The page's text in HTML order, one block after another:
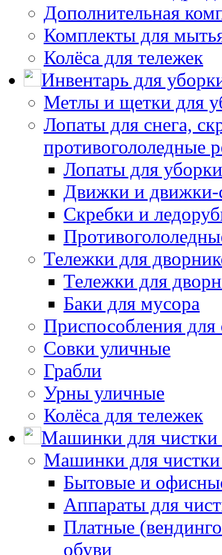
Дополнительная
Комплекты для
Колёса для тележек
Инвентарь для
Метлы и щетки для
Лопаты для снега,
противогололедные
Лопаты для
Движки и движки-
Скребки и
Тележки для
Тележки для
Баки для мусора
Приспособления для
Совки уличные
Грабли
Урны уличные
Колёса для тележек
Машинки для чистки
Машинки для
Бытовые и
Аппараты для
Платные
обуви